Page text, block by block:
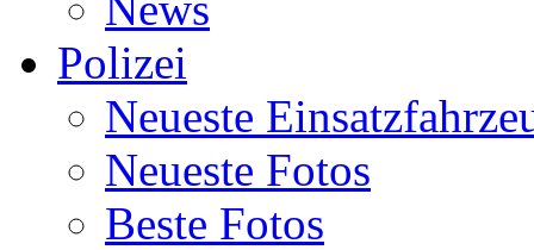
Polizei
Neueste
Neueste Fotos
Beste Fotos